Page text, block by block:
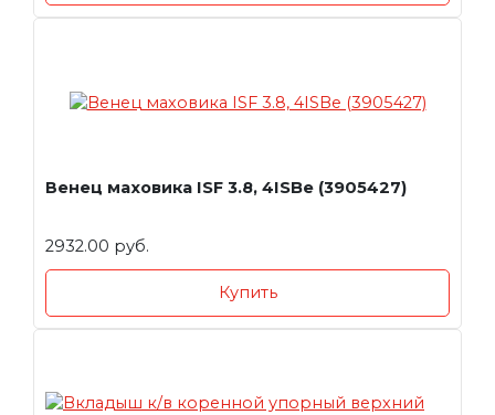
Венец маховика ISF 3.8, 4ISBe (3905427)
2932.00 руб.
Купить